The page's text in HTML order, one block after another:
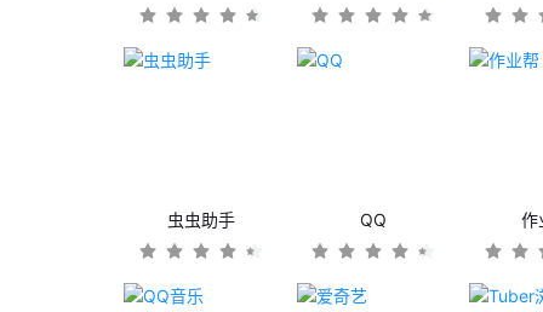
虫虫助手 QQ 作